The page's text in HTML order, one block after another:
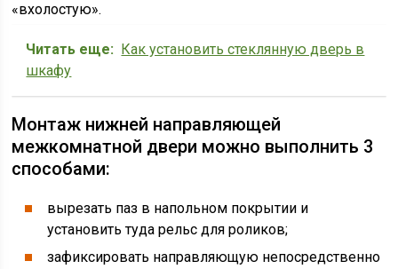
«вхолостую».
Читать еще: Как установить стеклянную дверь в
шкафу
Монтаж нижней направляющей
межкомнатной двери можно выполнить 3
способами:
вырезать паз в напольном покрытии и
установить туда рельс для роликов;
зафиксировать направляющую непосредственно